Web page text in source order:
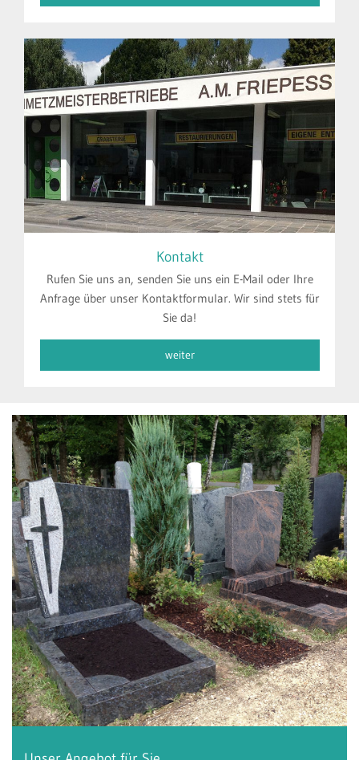
Kontakt
Rufen Sie uns an, senden Sie uns ein E-Mail oder Ihre
Anfrage über unser Kontaktformular. Wir sind stets für
Sie da!
weiter